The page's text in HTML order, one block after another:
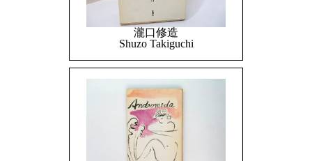
瀧口修造
Shuzo Takiguchi